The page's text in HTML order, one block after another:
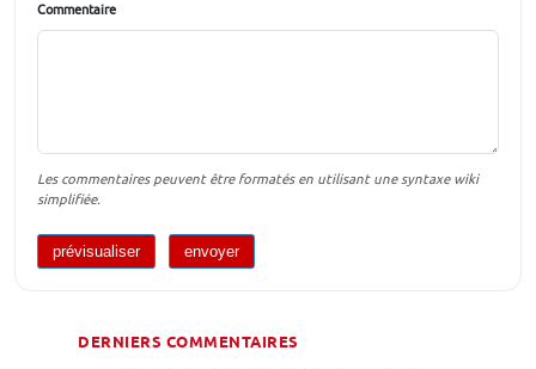
Commentaire
Les commentaires peuvent être formatés en utilisant une syntaxe wiki
simplifiée.
DERNIERS COMMENTAIRES